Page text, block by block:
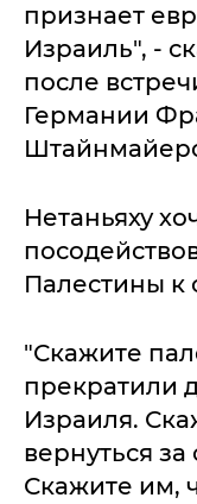
признает
Израиль", -
после
Германии
Нетаньяху
Палестины к
"Скажите
прекратили
Израиля.
вернуться
Скажите им,